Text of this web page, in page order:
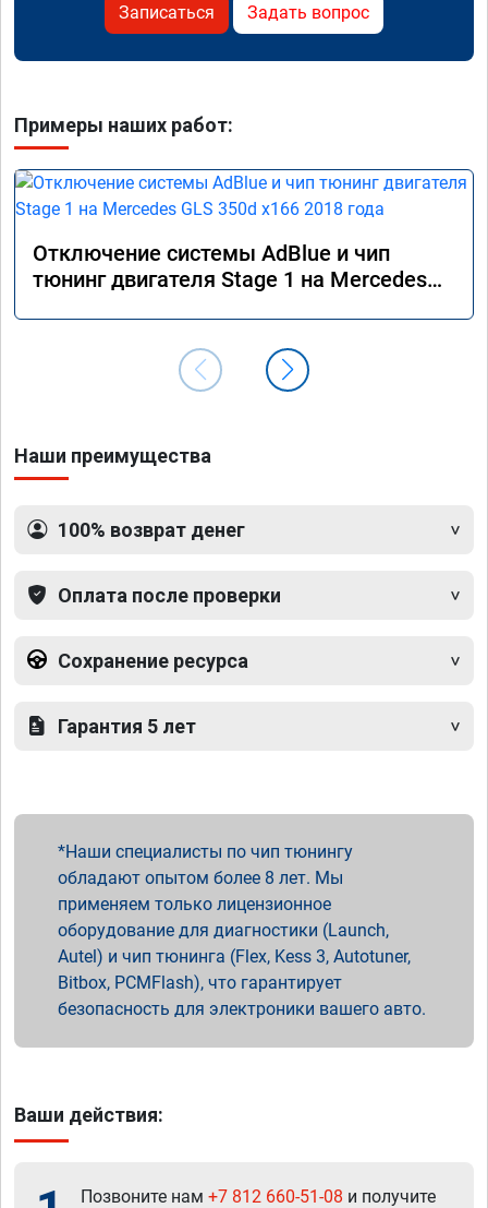
Записаться Задать вопрос
Примеры наших работ:
Отключение системы AdBlue и чип
тюнинг двигателя Stage 1 на Mercedes
Наши преимущества
100% возврат денег
Оплата после проверки
Сохранение ресурса
Гарантия 5 лет
Наши специалисты по чип тюнингу
обладают опытом более 8 лет. Мы
применяем только лицензионное
оборудование для диагностики (Launch,
Autel) и чип тюнинга (Flex, Kess 3, Autotuner,
Bitbox, PCMFlash), что гарантирует
безопасность для электроники вашего авто.
Ваши действия:
Позвоните нам +7 812 660-51-08 и получите